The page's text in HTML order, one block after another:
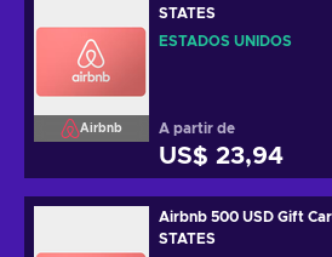
Airbnb
STATES
ESTADOS UNIDOS
A partir de
US$ 23,94
Airbnb 500 USD Gift
STATES